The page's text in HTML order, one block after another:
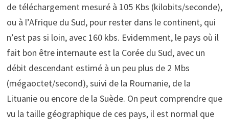
de téléchargement mesuré à 105 Kbs (kilobits/seconde),
ou à l’Afrique du Sud, pour rester dans le continent, qui
n’est pas si loin, avec 160 kbs. Evidemment, le pays où il
fait bon être internaute est la Corée du Sud, avec un
débit descendant estimé à un peu plus de 2 Mbs
(mégaoctet/second), suivi de la Roumanie, de la
Lituanie ou encore de la Suède. On peut comprendre que
vu la taille géographique de ces pays, il est normal que